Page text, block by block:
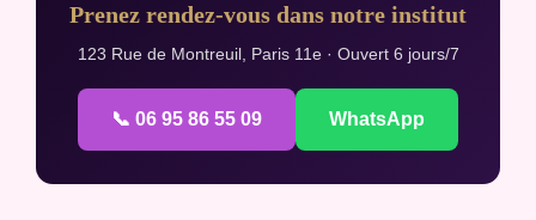
Prenez rendez-vous dans notre institut
123 Rue de Montreuil, Paris 11e · Ouvert 6 jours/7
📞 06 95 86 55 09 WhatsApp